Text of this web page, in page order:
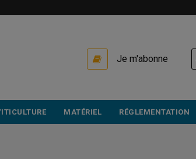
Je m'abonne
MATÉRIEL RÉGLEMENTATION